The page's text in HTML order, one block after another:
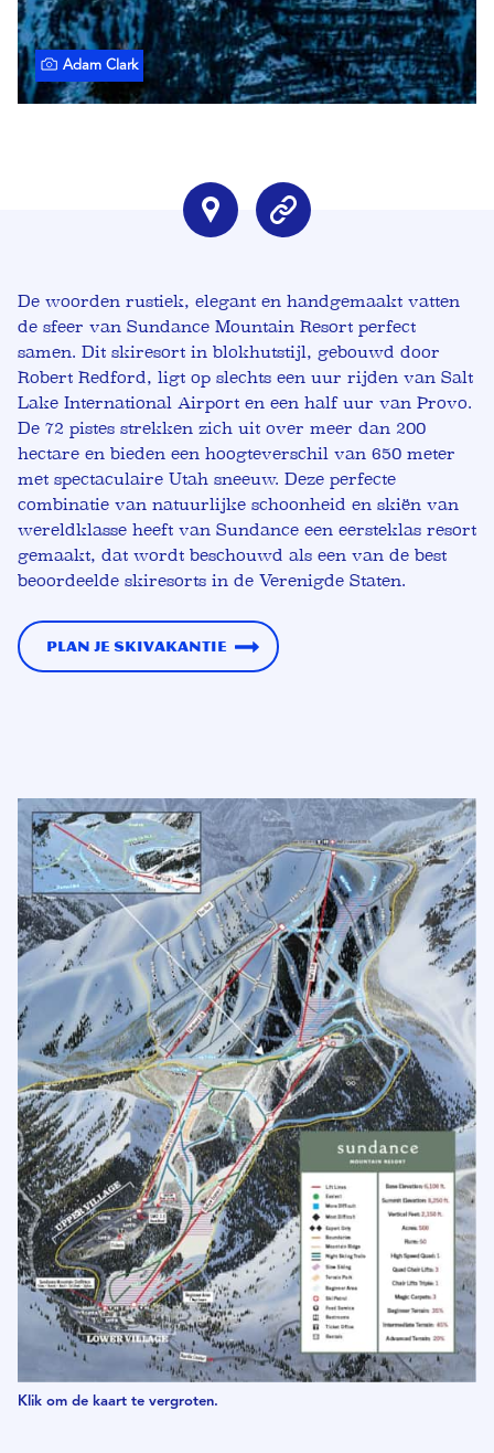
Adam Clark
De woorden rustiek, elegant en handgemaakt vatten
de sfeer van Sundance Mountain Resort perfect
samen. Dit skiresort in blokhutstijl, gebouwd door
Robert Redford, ligt op slechts een uur rijden van Salt
Lake International Airport en een half uur van Provo.
De 72 pistes strekken zich uit over meer dan 200
hectare en bieden een hoogteverschil van 650 meter
met spectaculaire Utah sneeuw. Deze perfecte
combinatie van natuurlijke schoonheid en skiën van
wereldklasse heeft van Sundance een eersteklas resort
gemaakt, dat wordt beschouwd als een van de best
beoordeelde skiresorts in de Verenigde Staten.
Plan je skivakantie
Klik om de kaart te vergroten.